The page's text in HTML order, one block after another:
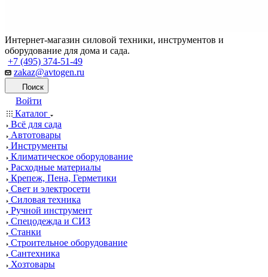
Интернет-магазин силовой техники, инструментов и
оборудование для дома и сада.
+7 (495) 374-51-49
zakaz@avtogen.ru
Поиск
Войти
Каталог
Всё для сада
Автотовары
Инструменты
Климатическое оборудование
Расходные материалы
Крепеж, Пена, Герметики
Свет и электросети
Силовая техника
Ручной инструмент
Спецодежда и СИЗ
Станки
Строительное оборудование
Сантехника
Хозтовары